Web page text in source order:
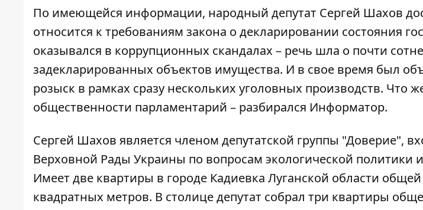
По имеющейся информации, народный депутат Сергей Шахов
относится к требованиям закона о декларировании состояния
оказывался в коррупционных скандалах – речь шла о почти
задекларированных объектов имущества. И в свое время был
розыск в рамках сразу нескольких уголовных производств. Что
общественности парламентарий – разбирался Информатор.
Сергей Шахов является членом депутатской группы "Доверие",
Верховной Рады Украины по вопросам экологической политики
Имеет две квартиры в городе Кадиевка Луганской области
квадратных метров. В столице депутат собрал три квартиры